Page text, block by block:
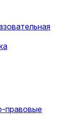
правовые